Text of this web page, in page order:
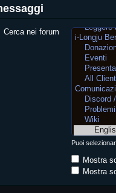
Cerca nei forum
Puoi
Mostra
Mostra